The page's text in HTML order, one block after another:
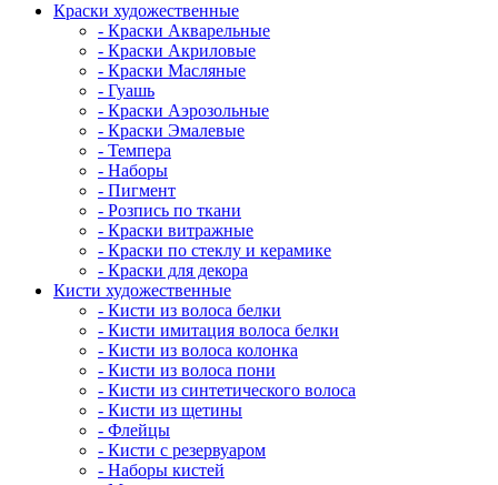
Краски художественные
- Краски Акварельные
- Краски Акриловые
- Краски Масляные
- Гуашь
- Краски Аэрозольные
- Краски Эмалевые
- Темпера
- Наборы
- Пигмент
- Розпись по ткани
- Краски витражные
- Краски по стеклу и керамике
- Краски для декора
Кисти художественные
- Кисти из волоса белки
- Кисти имитация волоса белки
- Кисти из волоса колонка
- Кисти из волоса пони
- Кисти из синтетического волоса
- Кисти из щетины
- Флейцы
- Кисти с резервуаром
- Наборы кистей